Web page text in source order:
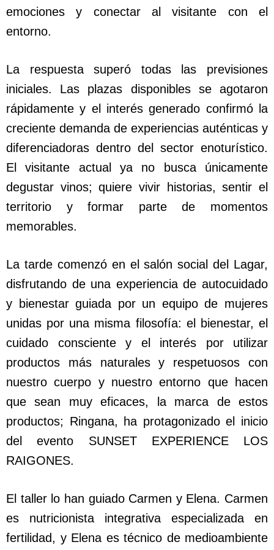
emociones y conectar al visitante con el
entorno.
La respuesta superó todas las previsiones
iniciales. Las plazas disponibles se agotaron
rápidamente y el interés generado confirmó la
creciente demanda de experiencias auténticas y
diferenciadoras dentro del sector enoturístico.
El visitante actual ya no busca únicamente
degustar vinos; quiere vivir historias, sentir el
territorio y formar parte de momentos
memorables.
La tarde comenzó en el salón social del Lagar,
disfrutando de una experiencia de autocuidado
y bienestar guiada por un equipo de mujeres
unidas por una misma filosofía: el bienestar, el
cuidado consciente y el interés por utilizar
productos más naturales y respetuosos con
nuestro cuerpo y nuestro entorno que hacen
que sean muy eficaces, la marca de estos
productos; Ringana, ha protagonizado el inicio
del evento SUNSET EXPERIENCE LOS
RAIGONES.
El taller lo han guiado Carmen y Elena. Carmen
es nutricionista integrativa especializada en
fertilidad, y Elena es técnico de medioambiente